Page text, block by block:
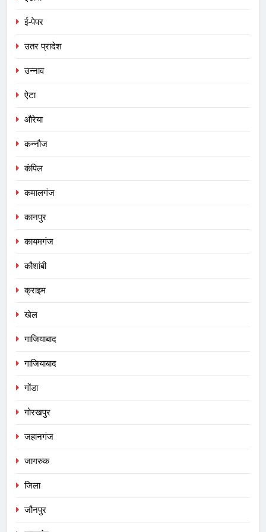
ई-पेपर
उतर प्रादेश
उन्नाव
ऐटा
औरेया
कन्नौज
कंपिल
कमालगंज
कानपुर
कायमगंज
कौशांबी
क्राइम
खेल
गाजियाबाद
गाजियाबाद
गोंडा
गोरखपुर
जहानगंज
जागरुक
जिला
जौनपुर